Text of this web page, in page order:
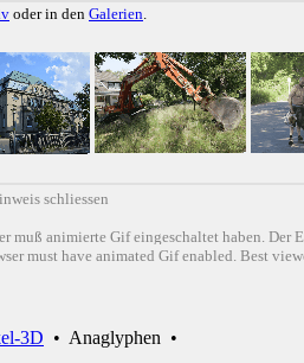
oder in den Galerien.
schliessen
muß animierte Gif eingeschaltet haben. Der
must have animated Gif enabled. Best
3D • Anaglyphen •